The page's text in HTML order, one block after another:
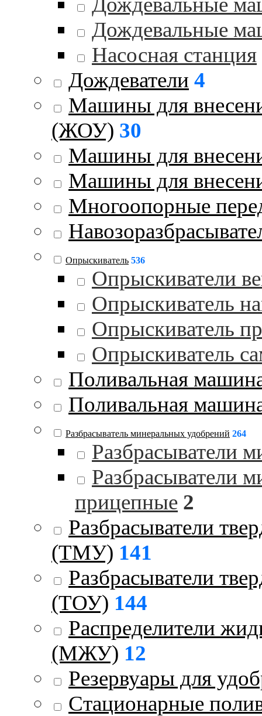
Дождевальные
Насосная станция
Дождеватели 4
Машины для
(ЖОУ) 30
Машины для
Машины для
Многоопорные
Опрыскиватель 536
Опрыскиватели
Опрыскиватель
Опрыскиватель
Опрыскиватель
Поливальная
Поливальная
Разбрасыватель минеральных удобрений 264
Разбрасыватели
Разбрасыватели
прицепные 2
Разбрасыватели
(ТМУ) 141
Разбрасыватели
(ТОУ) 144
Распределители
(МЖУ) 12
Резервуары для
Стационарные